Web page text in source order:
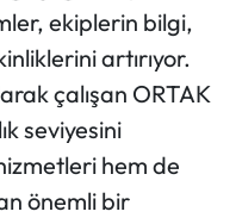
ekiplerin bilgi,
artırıyor.
çalışan ORTAK
seviyesini
hem de
önemli bir